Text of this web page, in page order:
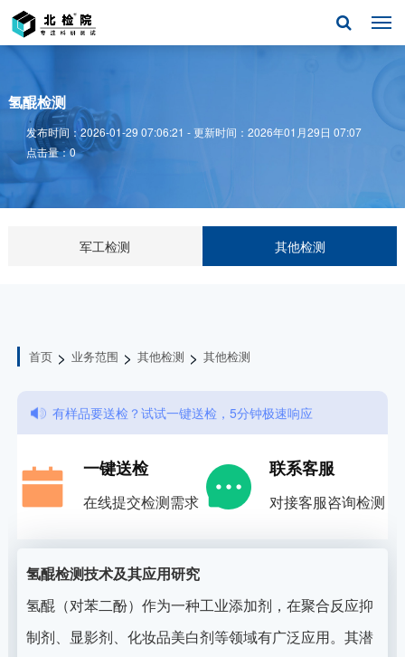
氢醌检测
发布时间：2026-01-29 07:06:21 - 更新时间：2026年01月29日 07:07
点击量：0
军工检测 其他检测
首页> 业务范围 > 其他检测 > 其他检测
有样品要送检？试试一键送检，5分钟极速响应
一键送检
在线提交检测需求
联系客服
对接客服咨询检测
氢醌检测技术及其应用研究
氢醌（对苯二酚）作为一种工业添加剂，在聚合反应抑
制剂、显影剂、化妆品美白剂等领域有广泛应用。其潜